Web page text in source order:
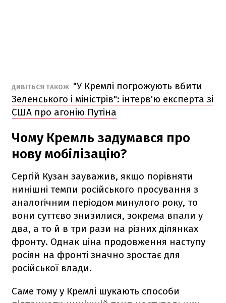
ДИВІТЬСЯ ТАКОЖ "У Кремлі погрожують вбити
Зеленського і міністрів": інтерв'ю експерта зі
США про агонію Путіна
Чому Кремль задумався про
нову мобілізацію?
Сергій Кузан зауважив, якщо порівняти
нинішні темпи російського просування з
аналогічним періодом минулого року, то
вони суттєво знизилися, зокрема впали у
два, а то й в три рази на різних ділянках
фронту. Однак ціна продовження наступу
росіян на фронті значно зростає для
російської влади.
Саме тому у Кремлі шукають способи